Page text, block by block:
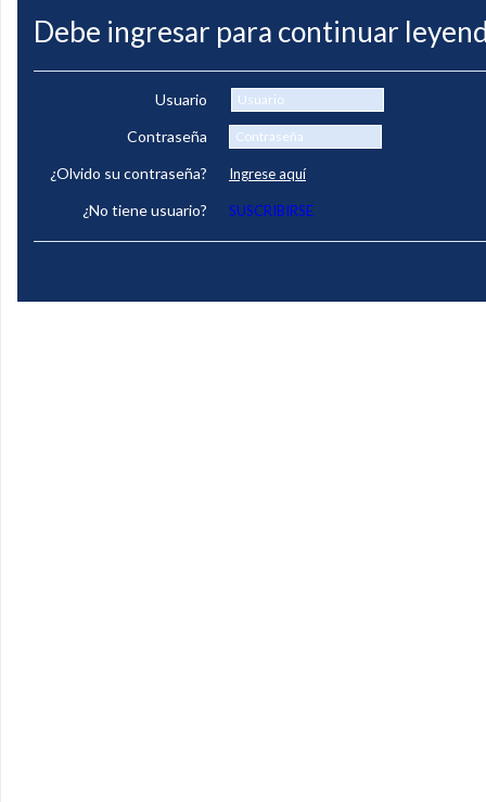
Debe ingresar para continuar
Usuario
Contraseña
¿Olvido su contraseña?
Ingrese aquí
¿No tiene usuario? SUSCRIBIRSE